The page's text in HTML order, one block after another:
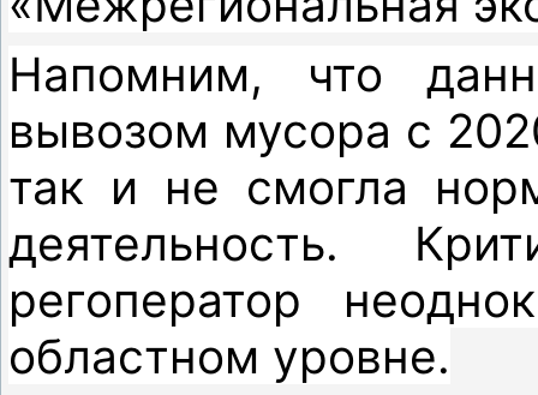
Напомним, что
вывозом мусора с
так и не смогла
деятельность.
регоператор
областном уровне.